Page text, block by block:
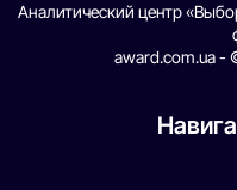
Аналитический центр
award.com.ua -